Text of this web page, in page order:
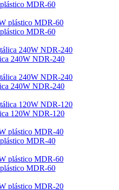
MDR-60
MDR-60
240W NDR-240
240W NDR-240
120W NDR-120
MDR-40
MDR-60